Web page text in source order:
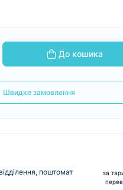
До кошика
Швидке замовлення
поштомат
за